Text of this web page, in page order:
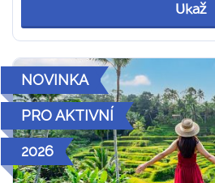
Ukaž
NOVINKA
PRO AKTIVNÍ
2026